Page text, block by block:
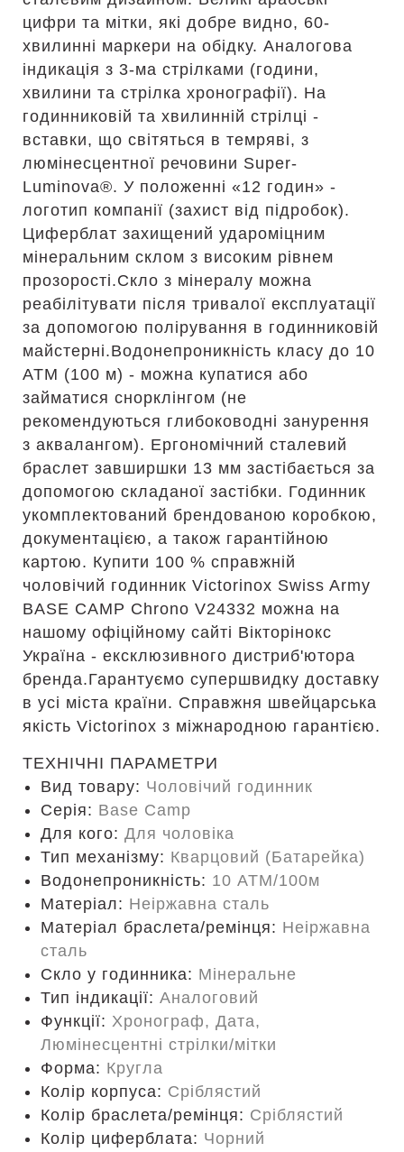
цифри та мітки, які добре видно, 60-
хвилинні маркери на обідку. Аналогова
індикація з 3-ма стрілками (години,
хвилини та стрілка хронографії). На
годинниковій та хвилинній стрілці -
вставки, що світяться в темряві, з
люмінесцентної речовини Super-
Luminova®. У положенні «12 годин» -
логотип компанії (захист від підробок).
Циферблат захищений удароміцним
мінеральним склом з високим рівнем
прозорості.Скло з мінералу можна
реабілітувати після тривалої експлуатації
за допомогою полірування в годинниковій
майстерні.Водонепроникність класу до 10
АТМ (100 м) - можна купатися або
займатися снорклінгом (не
рекомендуються глибоководні занурення
з аквалангом). Ергономічний сталевий
браслет завширшки 13 мм застібається за
допомогою складаної застібки. Годинник
укомплектований брендованою коробкою,
документацією, а також гарантійною
картою. Купити 100 % справжній
чоловічий годинник Victorinox Swiss Army
BASE CAMP Chrono V24332 можна на
нашому офіційному сайті Вікторінокс
Україна - ексклюзивного дистриб'ютора
бренда.Гарантуємо супершвидку доставку
в усі міста країни. Справжня швейцарська
якість Victorinox з міжнародною гарантією.
ТЕХНІЧНІ ПАРАМЕТРИ
Вид товару: Чоловічий годинник
Серія: Base Camp
Для кого: Для чоловіка
Тип механізму: Кварцовий (Батарейка)
Водонепроникність: 10 ATM/100м
Матеріал: Неіржавна сталь
Матеріал браслета/ремінця: Неіржавна
сталь
Скло у годинника: Мінеральне
Тип індикації: Аналоговий
Функції: Хронограф, Дата,
Люмінесцентні стрілки/мітки
Форма: Кругла
Колір корпуса: Сріблястий
Колір браслета/ремінця: Сріблястий
Колір циферблата: Чорний